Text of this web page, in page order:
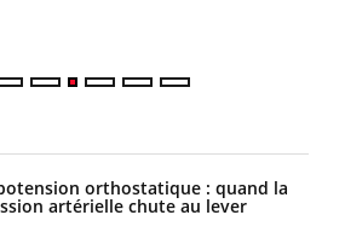
orthostatique : quand la
artérielle chute au lever